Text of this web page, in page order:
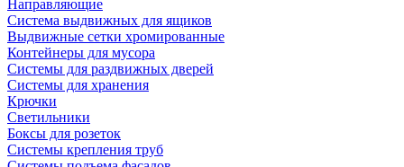
Направляющие
Система выдвижных для ящиков
Выдвижные сетки хромированные
Контейнеры для мусора
Системы для раздвижных дверей
Системы для хранения
Крючки
Светильники
Боксы для розеток
Системы крепления труб